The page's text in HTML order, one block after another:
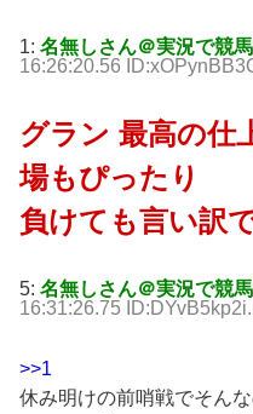
1: 名無しさん＠実況で競
16:26:20.56
グラン 最高の仕
場もぴったり
負けても言い訳
5: 名無しさん＠実況で競
16:31:26.75
>>1
休み明けの前哨戦でそん